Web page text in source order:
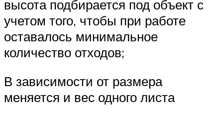
высота подбирается под объект с
учетом того, чтобы при работе
оставалось минимальное
количество отходов;
В зависимости от размера
меняется и вес одного листа